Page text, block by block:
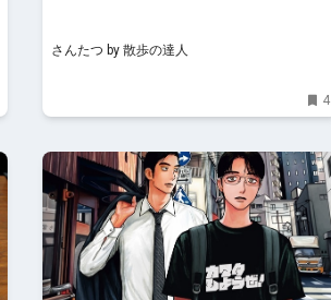
の達人
さんたつ by 散歩の達人
4